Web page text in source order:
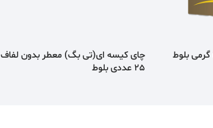
چای کیسه ای(تی بگ) معطر بدون لفاف
25 عددی بلوط